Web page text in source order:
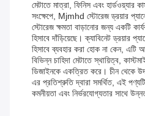
মেটাতে মাত্রা, ফিনিস এবং হার্ডওয়্যার
সংক্ষেপে, Mjmhd স্টোরেজ ড্রয়ার
স্টোরেজ ক্ষমতা বাড়ানোর জন্য একটি
হিসাবে দাঁড়িয়েছে। ক্যাবিনেট ড্রয়ার
হিসাবে ব্যবহার করা হোক না কেন, এটি
বিভিন্ন চাহিদা মেটাতে স্থায়িত্ব,
ডিজাইনকে একত্রিত করে। চীন থেকে
এর প্রতিশ্রুতি দ্বারা সমর্থিত, এই
কমনীয়তা এবং নির্ভরযোগ্যতার সাথে